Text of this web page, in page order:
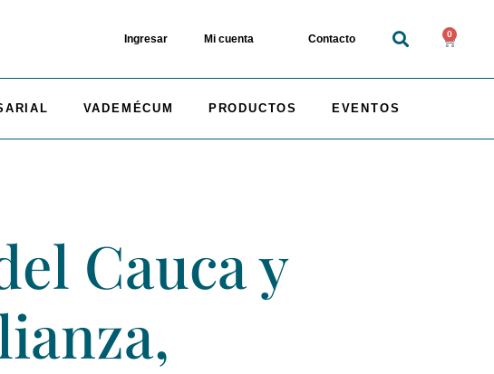
Ingresar Mi cuenta Contacto 0
VADEMÉCUM PRODUCTOS EVENTOS
Cauca y